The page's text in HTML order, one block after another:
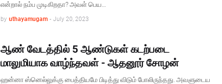
என்றால் நம்ப முடிகிறதா? அவள் பெய…
by uthayamugam - July 20, 2023
ஆண் வேடத்தில் 5 ஆண்டுகள் கடற்படை
மாலுமியாக வாழ்ந்தவள் - ஆதனூர் சோழன்
ஹன்னா ஸ்னெல்லுக்கு பைத்தியமே பிடித்து விடும் போலிருந்தது. அவளுடைய